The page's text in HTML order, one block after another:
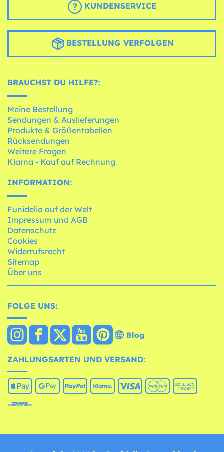
KUNDENSERVICE
BESTELLUNG VERFOLGEN
BRAUCHST DU HILFE?:
Meine Bestellung
Sendungen & Auslieferungen
Produkte & Größentabellen
Rücksendungen
Weitere Fragen
Klarna - Kauf auf Rechnung
INFORMATION:
Funidelia auf der Welt
Impressum und AGB
Datenschutz
Cookies
Widerrufsrecht
Sitemap
Über uns
FOLGE UNS:
Blog
ZAHLUNGSARTEN UND VERSAND: